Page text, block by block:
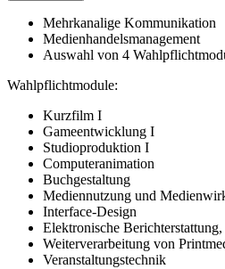
Mehrkanalige Kommunikation
Medienhandelsmanagement
Auswahl von 4
Wahlpflichtmodule:
Kurzfilm I
Gameentwicklung I
Studioproduktion I
Computeranimation
Buchgestaltung
Mediennutzung und
Interface-Design
Elektronische
Weiterverarbeitung von
Veranstaltungstechnik